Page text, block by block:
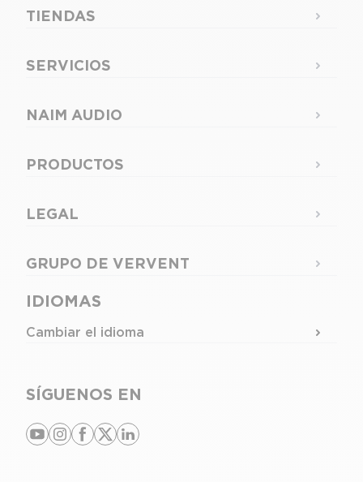
IDIOMAS
Cambiar el idioma
SÍGUENOS EN
youtube
instagram
facebook
x linkedin
TIENDAS
SERVICIOS
NAIM AUDIO
PRODUCTOS
LEGAL
GRUPO DE VERVENT